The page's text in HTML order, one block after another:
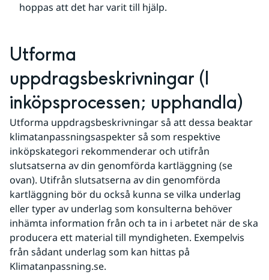
hoppas att det har varit till hjälp.
Utforma
uppdragsbeskrivningar (I
inköpsprocessen; upphandla)
Utforma uppdragsbeskrivningar så att dessa beaktar
klimatanpassningsaspekter så som respektive
inköpskategori rekommenderar och utifrån
slutsatserna av din genomförda kartläggning (se
ovan). Utifrån slutsatserna av din genomförda
kartläggning bör du också kunna se vilka underlag
eller typer av underlag som konsulterna behöver
inhämta information från och ta in i arbetet när de ska
producera ett material till myndigheten. Exempelvis
från sådant underlag som kan hittas på
Klimatanpassning.se.